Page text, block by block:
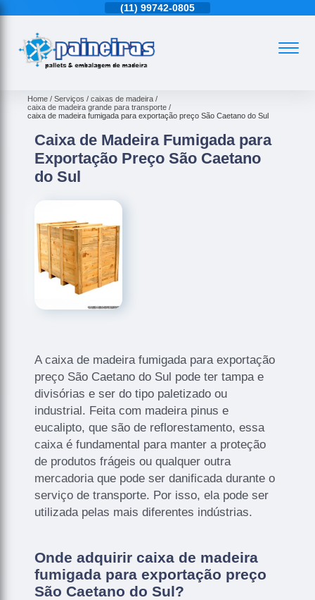
(11) 99742-0805
Home Serviços
caixas de madeira
caixa de madeira grande para transporte
caixa de madeira fumigada para exportação preço São Caetano do Sul
Caixa de Madeira Fumigada para
Exportação Preço São Caetano
do Sul
A caixa de madeira fumigada para exportação
preço São Caetano do Sul pode ter tampa e
divisórias e ser do tipo paletizado ou
industrial. Feita com madeira pinus e
eucalipto, que são de reflorestamento, essa
caixa é fundamental para manter a proteção
de produtos frágeis ou qualquer outra
mercadoria que pode ser danificada durante o
serviço de transporte. Por isso, ela pode ser
utilizada pelas mais diferentes indústrias.
Onde adquirir caixa de madeira
fumigada para exportação preço
São Caetano do Sul?